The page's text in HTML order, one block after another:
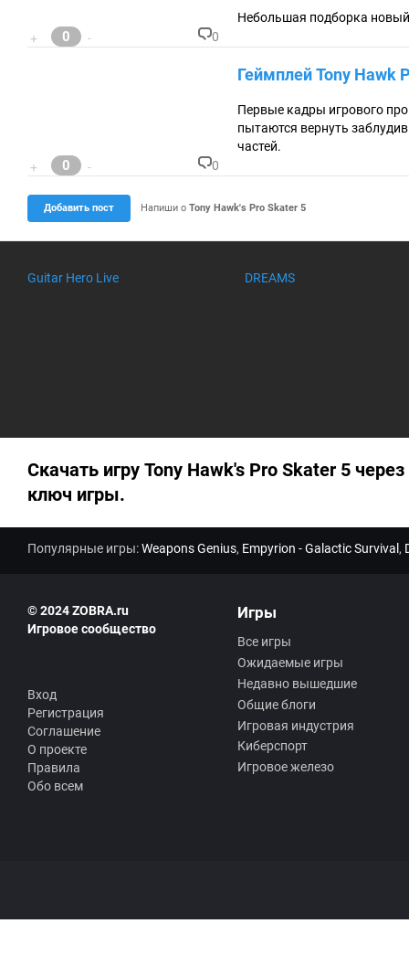
та
ри
Небольшая подборка
+
0 -
К
:
0
Геймплей Tony Hawk
Первые кадры игрового
пытаются вернуть
частей.
+
0 -
К
м
0
Добавить пост Напиши о Tony Hawk's Pro Skater 5
Guitar Hero Live DREAMS
Скачать игру Tony Hawk's Pro Skater 5
ключ игры.
Популярные игры:Weapons Genius, Empyrion - Galactic Survival ,
© 2024 ZOBRA.ru
Игровое сообщество
Вход
Регистрация
Соглашение
О проекте
Правила
Обо всем
Игры
Все игры
Ожидаемые игры
Недавно вышедшие
Общие блоги
Игровая индустрия
Киберспорт
Игровое железо